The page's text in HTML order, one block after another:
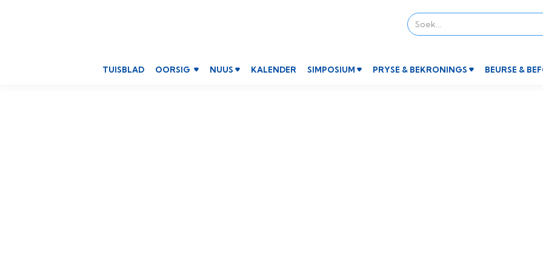
TUISBLAD OORSIG  NUUS  KALENDER SIMPOSIUM  PRYSE & BEKRONINGS  BEURSE &